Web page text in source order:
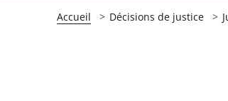
Accueil Décisions de justice